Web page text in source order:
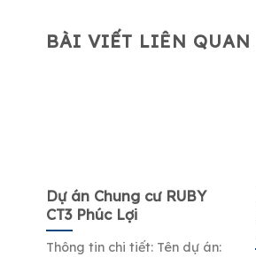
BÀI VIẾT LIÊN QUAN
Dự án Chung cư RUBY
CT3 Phúc Lợi
Thông tin chi tiết: Tên dự án: